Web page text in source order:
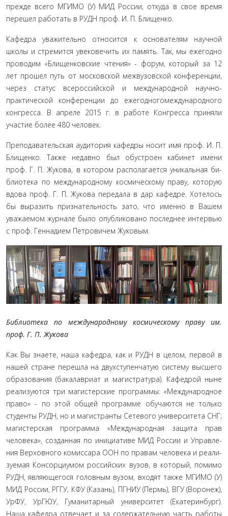
прежде всего МГИ­МО (У) МИД России, откуда в свое время
перешел работать в РУДН проф. И. П. Блищенко.
Кафедра уважительно относится к основателям научной
школы и стремится увековечить их память. Так, мы ежегодно
проводим «Блищенковские чтения» - форум, который за 12
лет прошел путь от московской межвузовской конференции,
через статус всероссийской и международной научно-
практической конференции до ежегодногомеждународного
конгресса. В апре­ле 2015 г. в работе Конгресса приняли
участие более 480 человек.
Преподавательская аудитория кафедры носит имя проф. И. П.
Блищенко. Также недавно был обустроен кабинет имени
проф. Г. П. Жукова, в котором располагается уникальная би­
блиотека по международному космическому праву, которую
вдова проф. Г. П. Жукова передала в дар кафедре. Хотелось
бы выразить признательность зато, что именно в Вашем
уважае­мом журнале было опубликовано последнее интервью
с проф. Геннадием Петровичем Жуковым.
Библиотека по международному космическому праву им.
проф. Г. П. Жукова
Как Вы знаете, наша кафедра, как и РУДН в целом, пер­вой в
нашей стране перешла на двухступенчатую систему выс­шего
образования (бакалавриат и магистратура). Кафедрой ныне
реализуются три магистерские программы: «Междуна­родное
право» - по этой общей программе обучаются не толь­ко
студенты РУДН, но и магистранты Сетевого университета СНГ;
магистерская программа «Международная защита прав
человека», созданная по инициативе МИД России и Управле­
ния Верховного комиссара ООН по правам человека и реали­
зуемая Консорциумом российских вузов, в который, помимо
РУДН, являющегося головным вузом, входят также МГИМО (У)
МИД России, РГГУ, КФУ (Казань), ПГНИУ (Пермь), ВГУ (Воронеж),
УрФУ, УрГЮУ, Гуманитарный университет (Екате­ринбург).
Наша кафедра отвечает и за содержательную часть работы